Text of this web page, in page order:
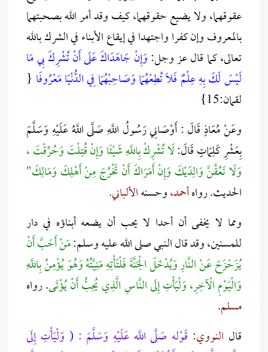
عقوقهما، ولا يضيع حقوقهما، كيف وقد أمر الله بصحبتهما
بالمعروف وإن كفرا واجتهدا في إيقاع الأبناء في الشرك بالله
تعالى، كما قال عز وجل:وَإِنْ جَاهَدَاكَ عَلَى أَنْ تُشْرِكَ بِي مَا
لَيْسَ لَكَ بِهِ عِلْمٌ فَلَا تُطِعْهُمَا وَصَاحِبْهُمَا فِي الدُّنْيَا مَعْرُوفًا {
لقمان:15}
وعَنْمُعَاذٍ قَالَ :أَوْصَانِي رَسُولُ اللَّهِ صَلَّى اللَّهُ عَلَيْهِ وَسَلَّمَ
بِعَشْرِ كَلِمَاتٍ قَالَ:لَا تُشْرِكْ بِاللَّهِ شَيْئًا وَإِنْ قُتِلْتَ وَحُرِّقْتَ ،
وَلَا تَعُقَّنَّ وَالِدَيْكَ وَإِنْ أَمَرَاكَ أَنْ تَخْرُجَ مِنْ أَهْلِكَ وَمَالِكَ"
الحديث. رواهأحمد،وحسنهالألباني.
ومما لا يخفى أن أحدا لا يحب أن يضعه أبناؤه في دار
للمسنين، وقد قال النبي صلى الله عليه وسلم:مَنْ أَحَبَّ أَنْ
يُزَحْزَحَ عَنْ النَّارِ وَيُدْخَلَ الْجَنَّةَ فَلْتَأْتِهِ مَنِيَّتُهُ وَهُوَ يُؤْمِنُ بِاللَّهِ
وَالْيَوْمِ الْآخِرِ، وَلْيَأْتِ إِلَى النَّاسِ الَّذِي يُحِبُّ أَنْ يُؤْتَى. رواه
مسلم.
قال النووي: قَوْله صَلَّى اللَّه عَلَيْهِ وَسَلَّمَ : ( وَلْيَأْتِ إِلَى